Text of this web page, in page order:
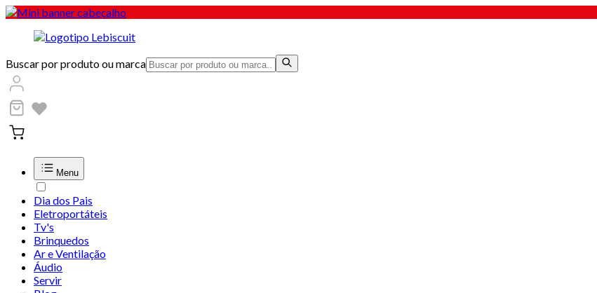
Buscar por produto ou marca
Menu
Dia dos Pais
Eletroportáteis
Tv's
Brinquedos
Ar e Ventilação
Áudio
Servir